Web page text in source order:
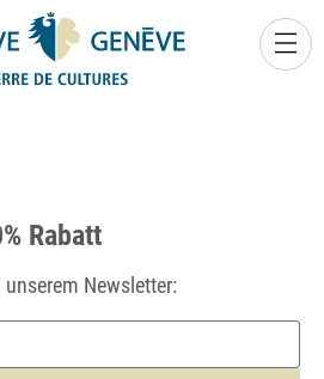
Rabatt
unserem Newsletter: